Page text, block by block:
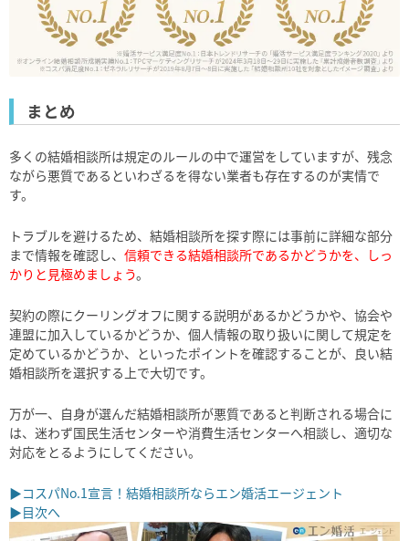
まとめ
多くの結婚相談所は規定のルールの中で運営をしていますが、残念
ながら悪質であるといわざるを得ない業者も存在するのが実情で
す。
トラブルを避けるため、結婚相談所を探す際には事前に詳細な部分
まで情報を確認し、 信頼できる結婚相談所であるかどうかを、しっ
かりと見極めましょう。
契約の際にクーリングオフに関する説明があるかどうかや、協会や
連盟に加入しているかどうか、個人情報の取り扱いに関して規定を
定めているかどうか、といったポイントを確認することが、良い結
婚相談所を選択する上で大切です。
万が一、自身が選んだ結婚相談所が悪質であると判断される場合に
は、迷わず国民生活センターや消費生活センターへ相談し、適切な
対応をとるようにしてください。
▶コスパNo.1宣言！結婚相談所ならエン婚活エージェント
▶目次へ